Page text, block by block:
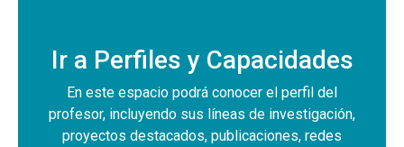
Ir a Perfiles y Capacidades
En este espacio podrá conocer el perfil del
profesor, incluyendo sus líneas de investigación,
proyectos destacados, publicaciones, redes